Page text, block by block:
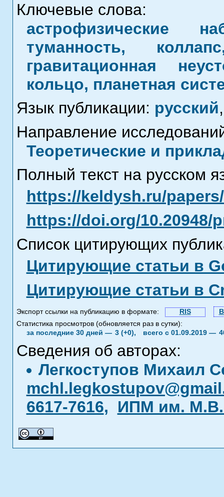
Ключевые слова:
астрофизические
туманность,
гравитационная
кольцо, планетная
Язык публикации: русский,
Направление
Теоретические и
Полный текст на русском
https://keldysh.ru/
https://doi.org/10.20948/
Список цитирующих
Цитирующие статьи в
Цитирующие статьи в
Экспорт ссылки на публикацию в формате: RIS
Статистика просмотров (обновляется раз в сутки):
за последние 30 дней — 3 (+0), всего с 01.09.2019 —
Сведения об авторах:
Легкоступов Михаил
6617-7616, ИПМ им.